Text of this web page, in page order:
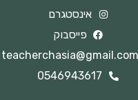
אינסטגרם
פייסבוק
teacherchasia@gmail.com
0546943617